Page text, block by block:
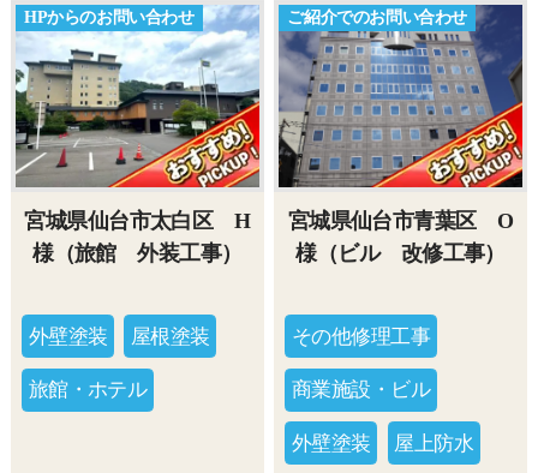
HPからのお問い合わせ
宮城県仙台市太白区 H
様（旅館 外装工事）
外壁塗装 屋根塗装
旅館・ホテル
ご紹介でのお問い合わせ
宮城県仙台市青葉区 O
様（ビル 改修工事）
その他修理工事
商業施設・ビル
外壁塗装 屋上防水